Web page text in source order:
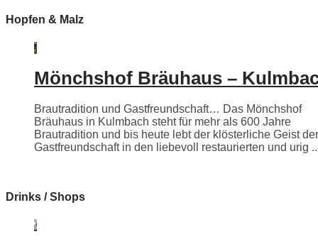
Hopfen & Malz
Mönchshof Bräuhaus –
Brautradition und Gastfreundschaft… Das Mönchshof
Bräuhaus in Kulmbach steht für mehr als 600 Jahre
Brautradition und bis heute lebt der klösterliche Geist der
Gastfreundschaft in den liebevoll restaurierten und urig
Drinks / Shops